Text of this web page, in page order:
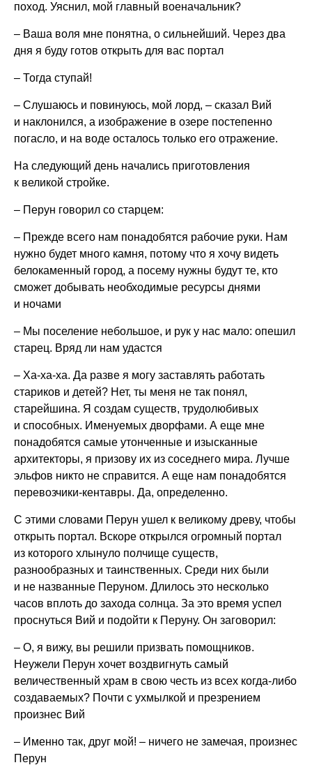
поход. Уяснил, мой главный военачальник?
– Ваша воля мне понятна, о сильнейший. Через два
дня я буду готов открыть для вас портал
– Тогда ступай!
– Слушаюсь и повинуюсь, мой лорд, – сказал Вий
и наклонился, а изображение в озере постепенно
погасло, и на воде осталось только его отражение.
На следующий день начались приготовления
к великой стройке.
– Перун говорил со старцем:
– Прежде всего нам понадобятся рабочие руки. Нам
нужно будет много камня, потому что я хочу видеть
белокаменный город, а посему нужны будут те, кто
сможет добывать необходимые ресурсы днями
и ночами
– Мы поселение небольшое, и рук у нас мало: опешил
старец. Вряд ли нам удастся
– Ха-ха-ха. Да разве я могу заставлять работать
стариков и детей? Нет, ты меня не так понял,
старейшина. Я создам существ, трудолюбивых
и способных. Именуемых дворфами. А еще мне
понадобятся самые утонченные и изысканные
архитекторы, я призову их из соседнего мира. Лучше
эльфов никто не справится. А еще нам понадобятся
перевозчики-кентавры. Да, определенно.
С этими словами Перун ушел к великому древу, чтобы
открыть портал. Вскоре открылся огромный портал
из которого хлынуло полчище существ,
разнообразных и таинственных. Среди них были
и не названные Перуном. Длилось это несколько
часов вплоть до захода солнца. За это время успел
проснуться Вий и подойти к Перуну. Он заговорил:
– О, я вижу, вы решили призвать помощников.
Неужели Перун хочет воздвигнуть самый
величественный храм в свою честь из всех когда-либо
создаваемых? Почти с ухмылкой и презрением
произнес Вий
– Именно так, друг мой! – ничего не замечая, произнес
Перун